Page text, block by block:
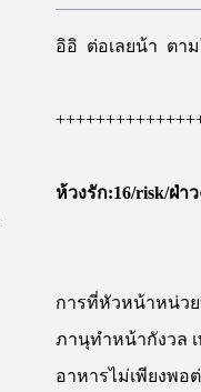
อิอิ ต่อเลยน้า ตา
ห้วงรัก:16/risk/ฝ่า
การที่หัวหน้าหน่ว
ภานุทำหน้ากังวล
อาหารไม่เพียงพอ